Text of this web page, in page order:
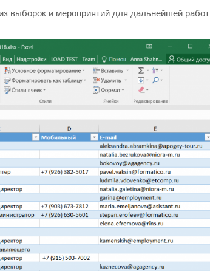
выборок и мероприятий для дальнейшей